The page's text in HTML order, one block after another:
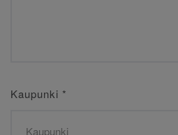
Kaupunki *